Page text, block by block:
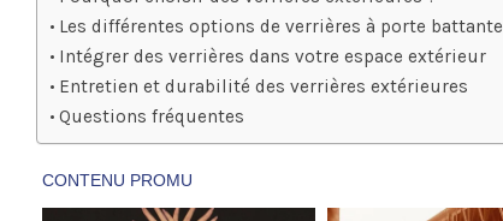
Les différentes options de verrières à porte battante
Intégrer des verrières dans votre espace extérieur
Entretien et durabilité des verrières extérieures
Questions fréquentes